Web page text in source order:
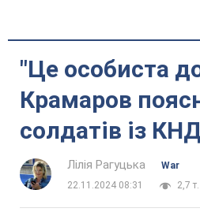
"Це особиста
Крамаров
солдатів із
Лілія Рагуцька
War
22.11.2024 08:31
2,7 т.